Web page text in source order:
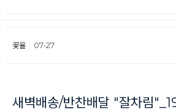
꽃율 07-27
새벽배송/반찬배달 "잘차림